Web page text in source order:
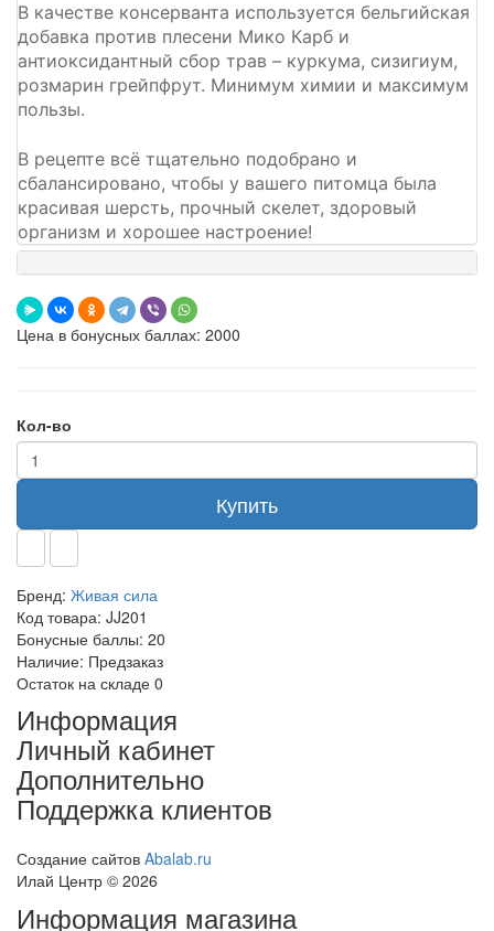
В качестве консерванта используется бельгийская
добавка против плесени Мико Карб и
антиоксидантный сбор трав – куркума, сизигиум,
розмарин грейпфрут. Минимум химии и максимум
пользы.
В рецепте всё тщательно подобрано и
сбалансировано, чтобы у вашего питомца была
красивая шерсть, прочный скелет, здоровый
организм и хорошее настроение!
Цена в бонусных баллах: 2000
Кол-во
Купить
Бренд: Живая сила
Код товара: JJ201
Бонусные баллы: 20
Наличие: Предзаказ
Остаток на складе 0
Информация
Личный кабинет
Дополнительно
Поддержка клиентов
Создание сайтов Abalab.ru
Илай Центр © 2026
Информация магазина